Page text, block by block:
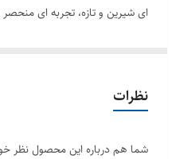
ای شیرین و تازه، تجربه ای
برند ارض الزعفران
حجم 100میل
نظرات
شما هم درباره این محصول نظر